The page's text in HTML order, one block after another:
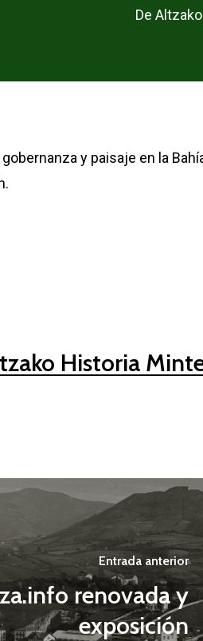
De
y paisaje en la
Historia
Entrada anterior
renovada y
exposición